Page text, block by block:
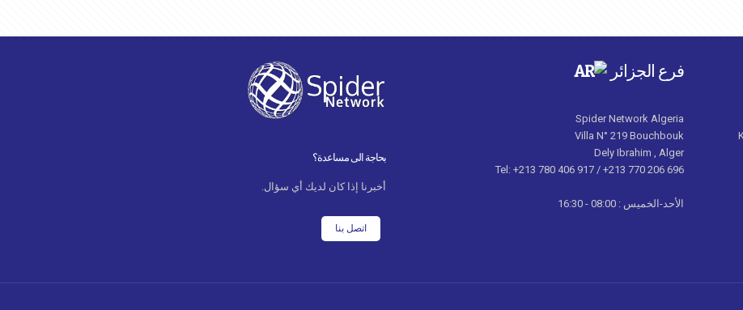
بحاجة الى مساعدة؟
أخبرنا إذا كان لديك أي سؤال.
اتصل بنا
فرع الجزائر
Spider Network Algeria
Villa N° 219 Bouchbouk
Dely Ibrahim , Alger
Tel: +213 780 406 917 / +213 770 206 696
الأحد-الخميس : 08:00 - 16:30